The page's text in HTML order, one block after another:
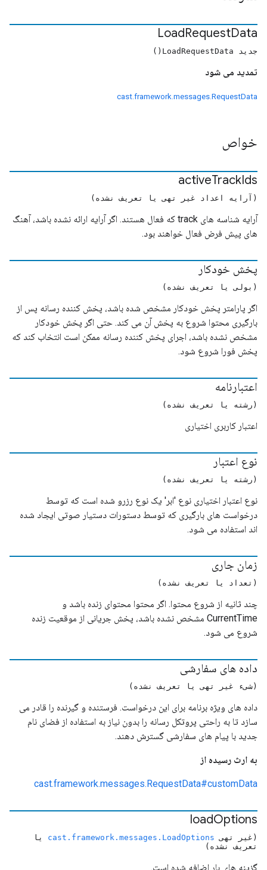
LoadRequestData
جدید LoadRequestData()
تمدید می شود
cast.framework.messages.RequestData
خواص
activeTrackIds
(آرایه اعداد غیر تهی یا تعریف نشده)
آرایه شناسه های track که فعال هستند. اگر آرایه ارائه نشده باشد، آهنگ
های پیش فرض فعال خواهند بود.
پخش خودکار
(بولی یا تعریف نشده)
اگر پارامتر پخش خودکار مشخص شده باشد، پخش کننده رسانه پس از
بارگیری محتوا شروع به پخش آن می کند. حتی اگر پخش خودکار
مشخص نشده باشد، اجرای پخش کننده رسانه ممکن است انتخاب کند که
پخش فورا شروع شود.
اعتبارنامه
(رشته یا تعریف نشده)
اعتبار کاربری اختیاری
نوع اعتبار
(رشته یا تعریف نشده)
نوع اعتبار اختیاری نوع 'ابر' یک نوع رزرو شده است که توسط
درخواست های بارگیری که توسط دستورات دستیار صوتی ایجاد شده
اند استفاده می شود.
زمان جاری
(تعداد یا تعریف نشده)
چند ثانیه از شروع محتوا. اگر محتوا محتوای زنده باشد و
CurrentTime مشخص نشده باشد، پخش جریانی از موقعیت زنده
شروع می شود.
داده های سفارشی
(شیء غیر تهی یا تعریف نشده)
داده های ویژه برنامه برای این درخواست. فرستنده و گیرنده را قادر می
سازد تا به راحتی پروتکل رسانه را بدون نیاز به استفاده از فضای نام
جدید با پیام های سفارشی گسترش دهند.
به ارث رسیده از
cast.framework.messages.RequestData#customData
loadOptions
(غیر تهی cast.framework.messages.LoadOptions یا
تعریف نشده)
گزینه های بار اضافه شده است.